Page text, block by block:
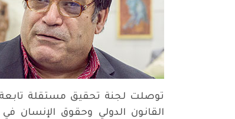
القانون الدولي وحقوق الإنسان